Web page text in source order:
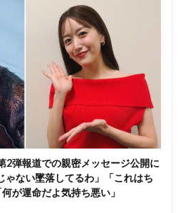
2弾報道での親密メッセージ公開に
ゃない墜落してるわ」「これはち
が運命だよ気持ち悪い」